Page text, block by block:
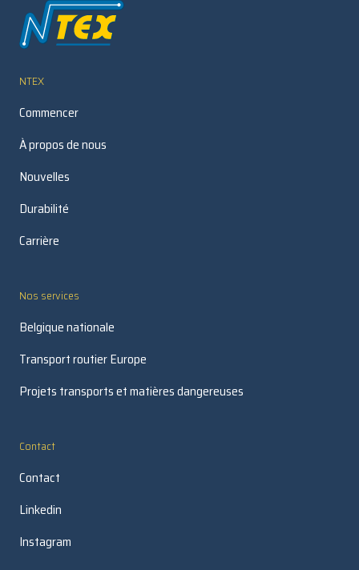
NTEX
Commencer
À propos de nous
Nouvelles
Durabilité
Carrière
Nos services
Belgique nationale
Transport routier Europe
Projets transports et matières dangereuses
Contact
Contact
Linkedin
Instagram